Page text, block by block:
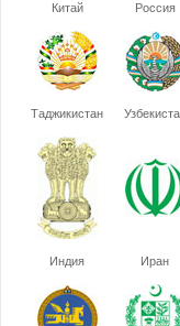
Китай Россия
Таджикистан
Индия Иран